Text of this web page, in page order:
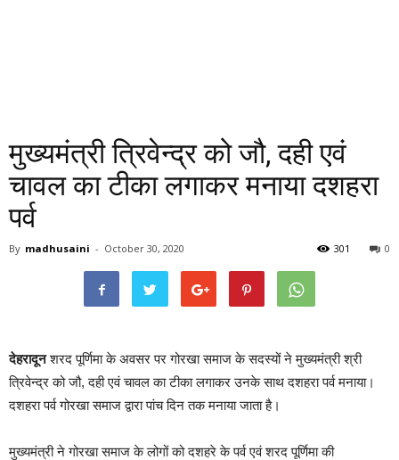
मुख्यमंत्री त्रिवेन्द्र को जौ, दही एवं
चावल का टीका लगाकर मनाया दशहरा
पर्व
By madhusaini - October 30, 2020 0
301
देहरादूनशरद पूर्णिमा के अवसर पर गोरखा समाज के सदस्यों ने मुख्यमंत्री श्री
त्रिवेन्द्र को जौ, दही एवं चावल का टीका लगाकर उनके साथ दशहरा पर्व मनाया।
दशहरा पर्व गोरखा समाज द्वारा पांच दिन तक मनाया जाता है।
मुख्यमंत्री ने गोरखा समाज के लोगों को दशहरे के पर्व एवं शरद पूर्णिमा की